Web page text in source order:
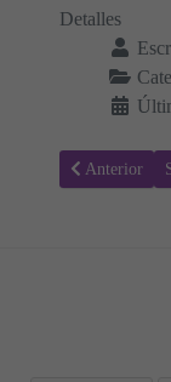
Detalles
Artículo
Anterior